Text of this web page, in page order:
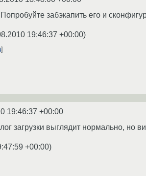
забэкапить его и
19:46:37 +00:00)
19:46:37 +00:00
загрузки выглядит нормально, но
+00:00)